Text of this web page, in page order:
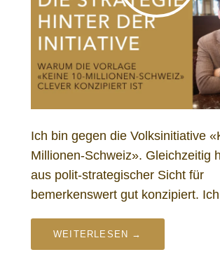
Ich bin gegen die Volksinitiative
Millionen-Schweiz». Gleichzeitig
aus polit-strategischer Sicht für
bemerkenswert gut konzipiert.
WEITERLESEN →